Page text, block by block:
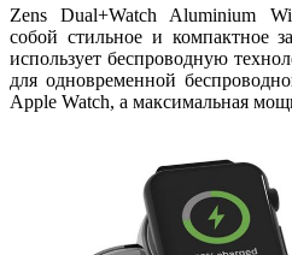
Zens Dual+Watch Aluminium
собой стильное и компактное
использует беспроводную
для одновременной
Apple Watch, а максимальная